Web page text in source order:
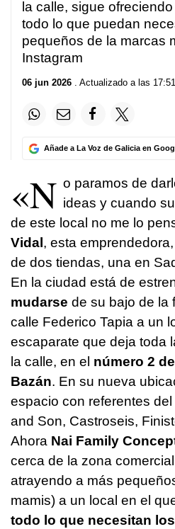
la calle, sigue
todo lo que puedan
pequeños de la marcas
Instagram
06 jun 2026 . Actualizado a las
Añade a La Voz de Galicia en
«N o paramos de
ideas y cuando
de este local no me lo
Vidal , esta
de dos tiendas, una en
En la ciudad está de
mudarse de su bajo de la
calle Federico Tapia a un
escaparate que deja toda
la calle, en el número 2
Bazán. En su nueva
espacio con referentes
and Son, Castroseis,
Ahora Nai Family
cerca de la zona
atrayendo a más
mamis) a un local en el
todo lo que necesitan